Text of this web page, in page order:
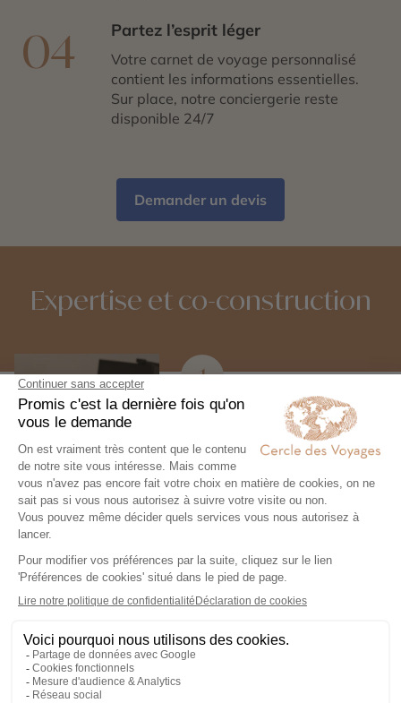
04 Partez l’esprit léger
Votre carnet de voyage personnalisé
contient les informations essentielles.
Sur place, notre conciergerie reste
disponible 24/7
Demander un devis
Expertise et co-construction
1
Expertise et co-
Chez Cercle des Voyages,
nous concevons des voyages
100% personnalisables, en
collaboration étroite avec nos
2
Engagement local et
responsabilité sociale